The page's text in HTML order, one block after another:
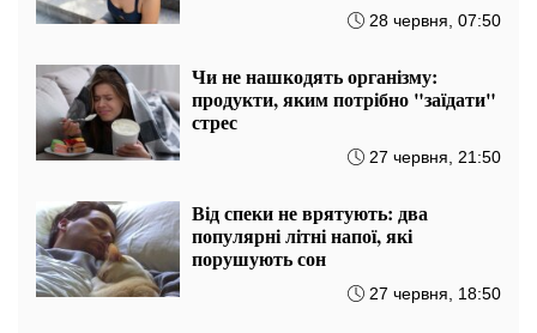
28 червня, 07:50
Чи не нашкодять організму:
продукти, яким потрібно "заїдати"
стрес
27 червня, 21:50
Від спеки не врятують: два
популярні літні напої, які
порушують сон
27 червня, 18:50